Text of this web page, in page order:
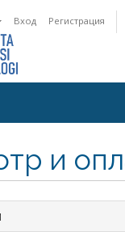
Вход Регистрация
и